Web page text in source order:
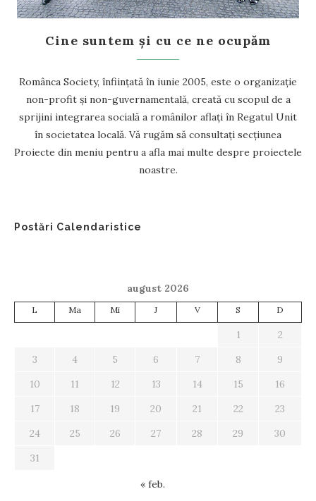
Cine suntem și cu ce ne ocupăm
Românca Society, înființată în iunie 2005, este o organizație
non-profit și non-guvernamentală, creată cu scopul de a
sprijini integrarea socială a românilor aflați în Regatul Unit
în societatea locală. Vă rugăm să consultați secțiunea
Proiecte din meniu pentru a afla mai multe despre proiectele
noastre.
Postări Calendaristice
august 2026
L Ma Mi J V S D
1
2
3
4 5 6 7 8
9
10
11 12 13 14 15
16
17
18 19 20 21 22
23
24
25 26 27 28 29
30
31
« feb.